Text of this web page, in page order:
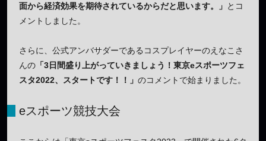
面から経済効果を期待されているからだと思います。」 とコ
メントしました。
さらに、公式アンバサダーであるコスプレイヤーのえなこさ
んの 「3日間盛り上がっていきましょう！東京eスポーツフェ
スタ2022、スタートです！！」 のコメントで始まりました。
eスポーツ競技大会